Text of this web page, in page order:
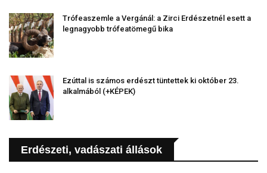
Trófeaszemle a Vergánál: a Zirci Erdészetnél esett a
legnagyobb trófeatömegű bika
Ezúttal is számos erdészt tüntettek ki október 23.
alkalmából (+KÉPEK)
Erdészeti, vadászati állások